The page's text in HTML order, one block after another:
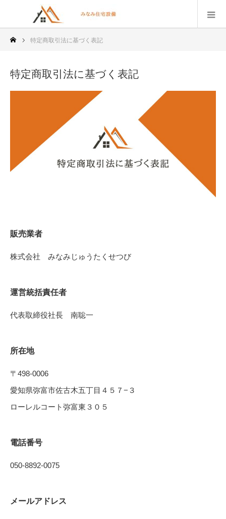
特定商取引法に基づく表記
特定商取引法に基づく表記
販売業者
株式会社 みなみじゅうたくせつび
運営統括責任者
代表取締役社長 南聡一
所在地
〒498-0006
愛知県弥富市佐古木五丁目４５７−３
ローレルコート弥富東３０５
電話番号
050-8892-0075
メールアドレス